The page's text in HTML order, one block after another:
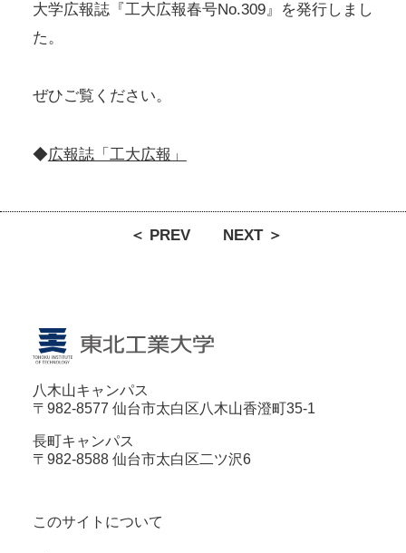
大学広報誌『工大広報春号No.309』を発行しまし
た。
ぜひご覧ください。
◆広報誌「工大広報」
＜ PREV NEXT ＞
八木山キャンパス
〒982-8577 仙台市太白区八木山香澄町35-1
長町キャンパス
〒982-8588 仙台市太白区二ツ沢6
このサイトについて